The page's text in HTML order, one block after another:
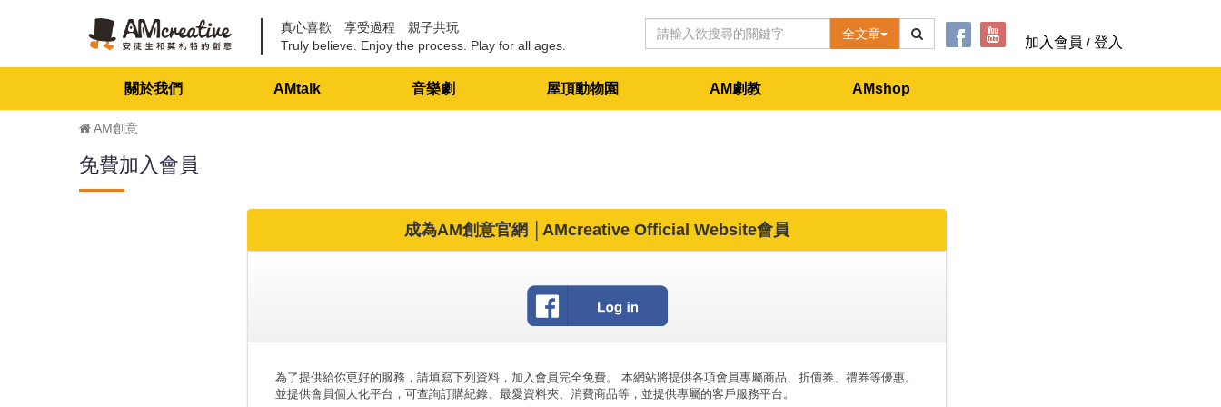
真心喜歡 享受過程 親子共玩
Truly believe. Enjoy the process. Play for all ages.
全文章
加入會員 / 登入
關於我們 AMtalk 音樂劇 屋頂動物園 AM劇教 AMshop
AM創意
免費加入會員
成為AM創意官網 │AMcreative Official Website會員
為了提供給你更好的服務，請填寫下列資料，加入會員完全免費。 本網站將提供各項會員專屬商品、折價券、禮券等優惠。
並提供會員個人化平台，可查詢訂購紀錄、最愛資料夾、消費商品等，並提供專屬的客戶服務平台。